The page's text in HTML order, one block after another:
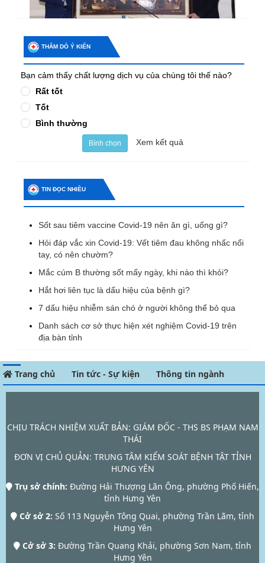
THĂM DÒ Ý KIẾN
Bạn cảm thấy chất lượng dịch vụ của chúng tôi thế nào?
Rất tốt
Tốt
Bình thường
Bình chọn Xem kết quả
TIN ĐỌC NHIỀU
Sốt sau tiêm vaccine Covid-19 nên ăn gì, uống gì?
Hỏi đáp vắc xin Covid-19: Vết tiêm đau không nhấc nổi
tay, có nên chườm?
Mắc cúm B thường sốt mấy ngày, khi nào thì khỏi?
Hắt hơi liên tục là dấu hiệu của bệnh gì?
7 dấu hiệu nhiễm sán chó ở người không thể bỏ qua
Danh sách cơ sở thực hiện xét nghiệm Covid-19 trên
địa bàn tỉnh
Trang chủ Tin tức - Sự kiện Thông tin ngành
CHỊU TRÁCH NHIỆM XUẤT BẢN: GIÁM ĐỐC - THS BS PHẠM NAM
THÁI
ĐƠN VỊ CHỦ QUẢN: TRUNG TÂM KIỂM SOÁT BỆNH TẬT TỈNH
HƯNG YÊN
Trụ sở chính: Đường Hải Thượng Lãn Ông, phường Phố Hiến,
tỉnh Hưng Yên
Cở sở 2: Số 113 Nguyễn Tông Quai, phường Trần Lãm, tỉnh
Hưng Yên
Cở sở 3: Đường Trần Quang Khải, phường Sơn Nam, tỉnh
Hưng Yên